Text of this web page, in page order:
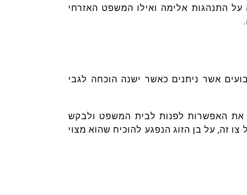
על התנהגות אלימה ואילו המשפט האזרחי
אשר ניתנים כאשר ישנה הוכחה לגבי
את האפשרות לפנות לבית המשפט ולבקש
זה, על בן הזוג הנפגע להוכיח שהוא מצוי